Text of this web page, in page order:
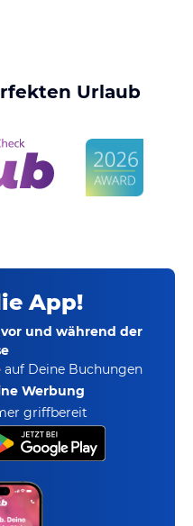
Urlaub
App!
und während der
auf Deine Buchungen
Werbung
griffbereit